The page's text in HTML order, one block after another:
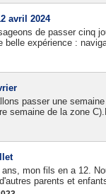
avril 2024
de passer cinq
belle expérience :
passer une
semaine de la zone
mon fils en a 12.
parents et